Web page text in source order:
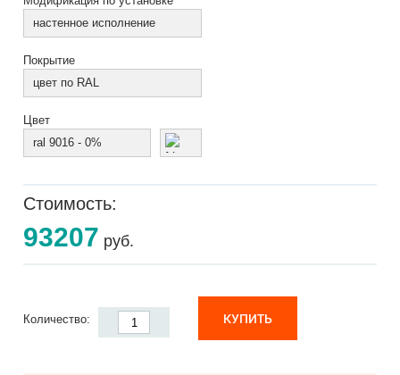
настенное исполнение
Покрытие
цвет по RAL
Цвет
ral 9016 - 0%
Стоимость:
93207 руб.
Количество: КУПИТЬ